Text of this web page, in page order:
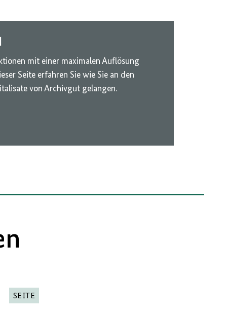
mit einer maximalen Auflösung
Seite erfahren Sie wie Sie an den
von Archivgut gelangen.
SEITE